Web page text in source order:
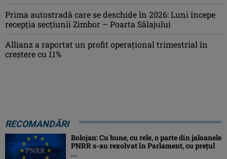
Prima autostradă care se deschide în 2026: Luni începe
recepția secțiunii Zimbor – Poarta Sălajului
Allianz a raportat un profit operaţional trimestrial în
creștere cu 11%
RECOMANDĂRI
Bolojan: Cu bune, cu rele, o parte din jaloanele
PNRR s-au rezolvat în Parlament, cu preţul
...